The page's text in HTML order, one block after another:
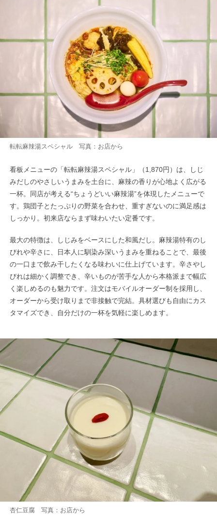
転転麻辣湯スペシャル 写真：お店から
看板メニューの「転転麻辣湯スペシャル」（1,870円）は、しじ
みだしのやさしいうまみを土台に、麻辣の香りが心地よく広がる
一杯。同店が考える“ちょうどいい麻辣湯”を体現したメニューで
す。鶏団子とたっぷりの野菜を合わせ、重すぎないのに満足感は
しっかり。初来店ならまず味わいたい定番です。
最大の特徴は、しじみをベースにした和風だし。麻辣湯特有のし
びれや辛さに、日本人に馴染み深いうまみを重ねることで、最後
の一口まで飲み干したくなる味わいに仕上げています。辛さやし
びれは細かく調整でき、辛いものが苦手な人から本格派まで幅広
く楽しめるのも魅力です。注文はモバイルオーダー制を採用し、
オーダーから受け取りまで非接触で完結。具材選びも自由にカス
タマイズでき、自分だけの一杯を気軽に楽しめます。
杏仁豆腐 写真：お店から